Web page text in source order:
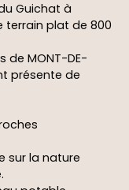
Guichat à
terrain plat de 800
de MONT-DE-
présente de
sur la nature